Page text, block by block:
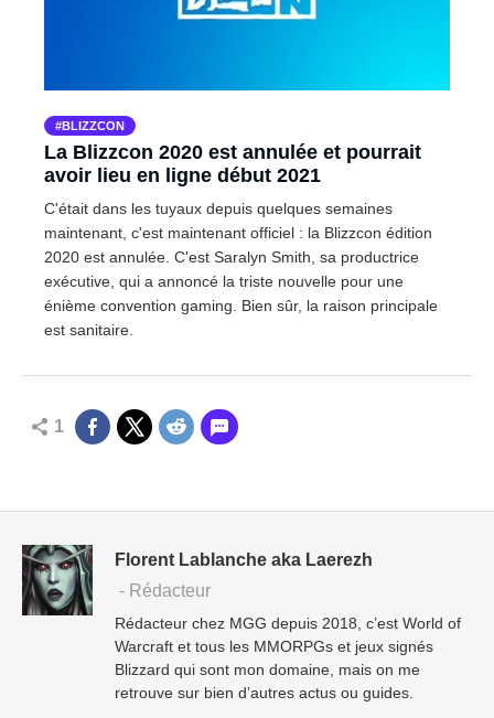
BLIZZCON
La Blizzcon 2020 est annulée et pourrait
avoir lieu en ligne début 2021
C'était dans les tuyaux depuis quelques semaines
maintenant, c'est maintenant officiel : la Blizzcon édition
2020 est annulée. C'est Saralyn Smith, sa productrice
exécutive, qui a annoncé la triste nouvelle pour une
énième convention gaming. Bien sûr, la raison principale
est sanitaire.
1
Florent Lablanche aka Laerezh
- Rédacteur
Rédacteur chez MGG depuis 2018, c’est World of
Warcraft et tous les MMORPGs et jeux signés
Blizzard qui sont mon domaine, mais on me
retrouve sur bien d’autres actus ou guides.